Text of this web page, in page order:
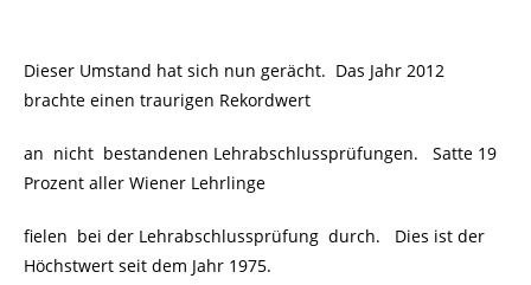
Dieser Umstand hat sich nun gerächt. Das Jahr 2012
brachte einen traurigen Rekordwert
an nicht bestandenen Lehrabschlussprüfungen. Satte 19
Prozent aller Wiener Lehrlinge
fielen bei der Lehrabschlussprüfung durch. Dies ist der
Höchstwert seit dem Jahr 1975.